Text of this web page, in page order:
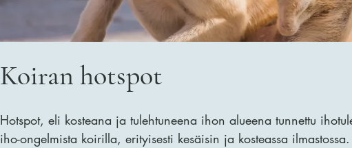
Koiran hotspot
Hotspot, eli kosteana ja tulehtuneena ihon alueena tunnettu
iho-ongelmista koirilla, erityisesti kesäisin ja kosteassa